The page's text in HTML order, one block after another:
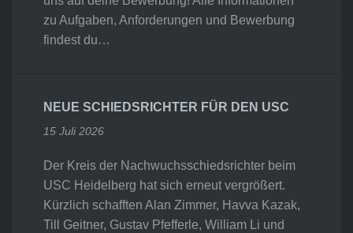
zu Aufgaben, Anforderungen und Bewerbung
findest du…
NEUE SCHIEDSRICHTER FÜR DEN USC
15 Juli 2026
Der Kreis der Nachwuchsschiedsrichter beim
USC Heidelberg hat sich erneut vergrößert.
Kürzlich schafften Alan Zimmer, Havva Kazak,
Till Geitner, Gustav Pfefferle, William Li und